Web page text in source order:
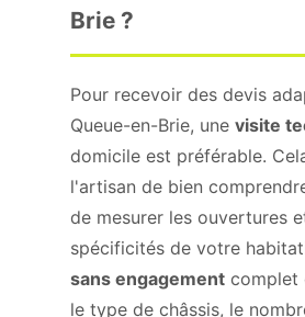
Brie ?
Pour recevoir des devis
Queue-en-Brie, une visite
domicile est préférable.
l'artisan de bien
de mesurer les ouvertures
spécificités de votre
sans engagement complet
le type de châssis, le